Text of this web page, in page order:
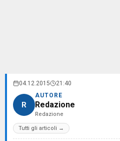
04.12.2015 21:40
R
AUTORE
Redazione
Redazione
Tutti gli articoli →